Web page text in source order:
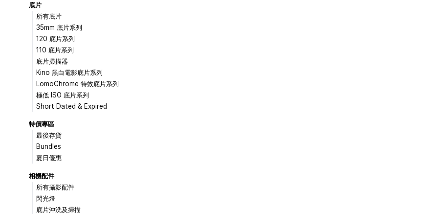
底片
所有底片
35mm 底片系列
120 底片系列
110 底片系列
底片掃描器
Kino 黑白電影底片系列
LomoChrome 特效底片系列
極低 ISO 底片系列
Short Dated & Expired
特價專區
最後存貨
Bundles
夏日優惠
相機配件
所有攝影配件
閃光燈
底片沖洗及掃描